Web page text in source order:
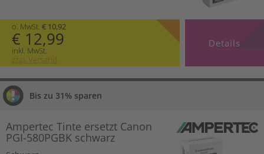
o. MwSt. € 10,92
€ 12,99
inkl. MwSt.
zzgl. Versand
Details
Bis zu 31% sparen
Ampertec Tinte ersetzt Canon
PGI-580PGBK schwarz